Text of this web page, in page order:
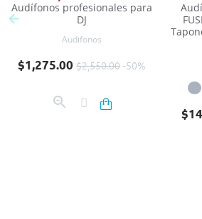
Audífonos profesionales para
DJ
Audifonos
Precio base $2,550.00 -50%
Precio
$1,275.00